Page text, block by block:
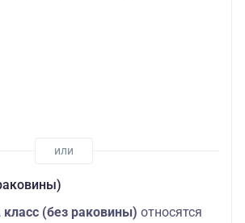
класс (без раковины) относятся